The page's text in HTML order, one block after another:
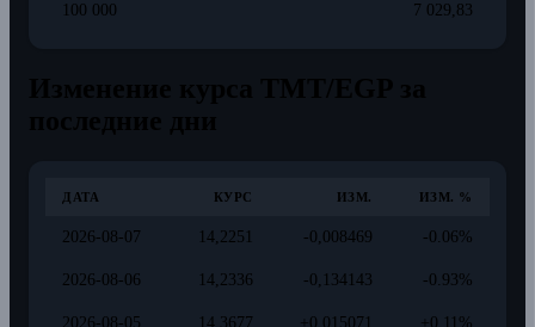
100 000 7 029,83
ДАТА КУРС ИЗМ. ИЗМ. %
2026-08-07 14,2251 -0,008469 -0.06%
2026-08-06 14,2336 -0,134143 -0.93%
2026-08-05 14,3677 +0,015071 +0.11%